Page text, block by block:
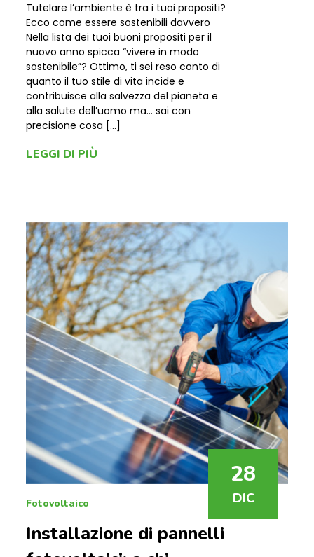
Tutelare l’ambiente è tra i tuoi propositi?
Ecco come essere sostenibili davvero
Nella lista dei tuoi buoni propositi per il
nuovo anno spicca “vivere in modo
sostenibile”? Ottimo, ti sei reso conto di
quanto il tuo stile di vita incide e
contribuisce alla salvezza del pianeta e
alla salute dell’uomo ma… sai con
precisione cosa […]
LEGGI DI PIÙ
28
DIC
Fotovoltaico
Installazione di pannelli